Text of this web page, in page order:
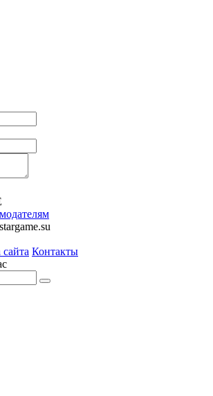
Контакты